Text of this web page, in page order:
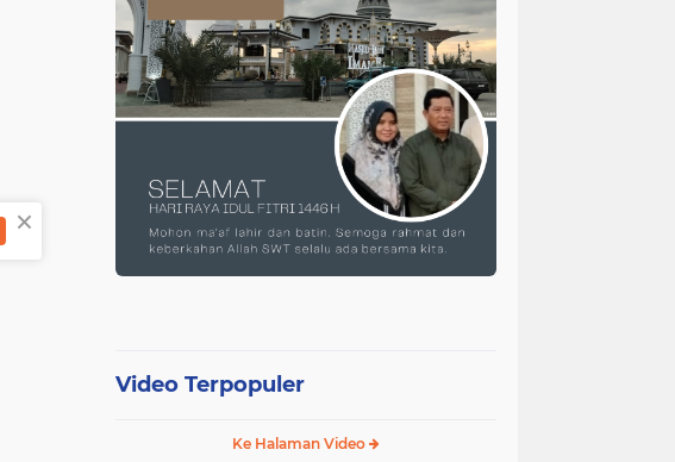
Video Terpopuler
Ke Halaman Video
×